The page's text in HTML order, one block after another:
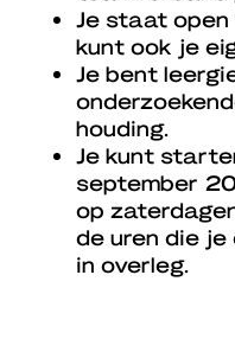
Je staat
kunt ook je
Je bent
houding.
Je kunt
september
op
de uren die je
in overleg.